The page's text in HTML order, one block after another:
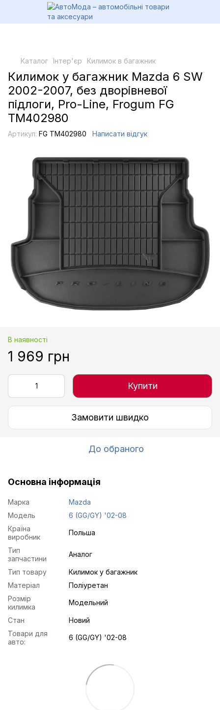
Каталог Інтер'єр Килимок в багажник
Килимок у багажник Mazda 6 SW
2002-2007, без дворівневої
підлоги, Pro-Line, Frogum FG
TM402980
Артикул: FG TM402980 Написати відгук
В наявності
1 969 грн
Купити
Замовити швидко
До обраного
Основна інформація
Марка
Mazda
Модель
6 (GG/GY) '02-08
Країна
виробник
Польша
Тип
запчастини
Аналог
Тип товару
Килимок у багажник
Матеріал
Поліуретан
Розмір
килимка
Модельний
Стан
Новий
Товари для
авто:
6 (GG/GY) '02-08